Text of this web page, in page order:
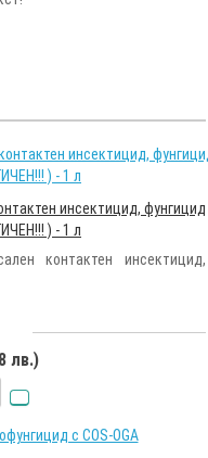
инсектицид, фунгицид
) - 1 л
контактен инсектицид,
лв.)